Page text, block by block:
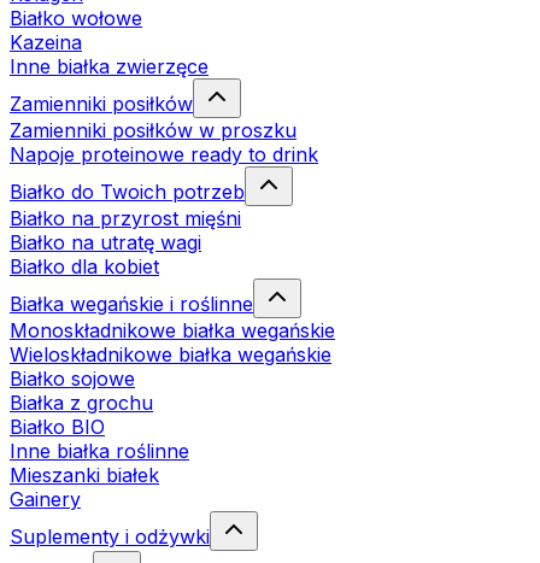
Białko wołowe
Kazeina
Inne białka zwierzęce
Zamienniki posiłków
Zamienniki posiłków w proszku
Napoje proteinowe ready to drink
Białko do Twoich potrzeb
Białko na przyrost mięśni
Białko na utratę wagi
Białko dla kobiet
Białka wegańskie i roślinne
Monoskładnikowe białka wegańskie
Wieloskładnikowe białka wegańskie
Białko sojowe
Białka z grochu
Białko BIO
Inne białka roślinne
Mieszanki białek
Gainery
Suplementy i odżywki